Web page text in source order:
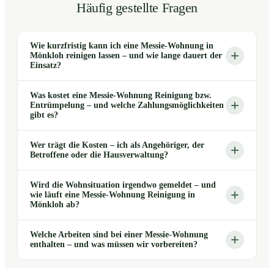
Häufig gestellte Fragen
Wie kurzfristig kann ich eine Messie-Wohnung in
Mönkloh reinigen lassen – und wie lange dauert der
Einsatz?
Was kostet eine Messie-Wohnung Reinigung bzw.
Entrümpelung – und welche Zahlungsmöglichkeiten
gibt es?
Wer trägt die Kosten – ich als Angehöriger, der
Betroffene oder die Hausverwaltung?
Wird die Wohnsituation irgendwo gemeldet – und
wie läuft eine Messie-Wohnung Reinigung in
Mönkloh ab?
Welche Arbeiten sind bei einer Messie-Wohnung
enthalten – und was müssen wir vorbereiten?